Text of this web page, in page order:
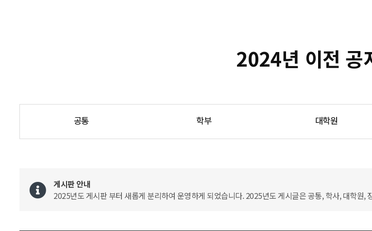
2024년 이전 공
공통 학부 대학원
게시판 안내
2025년도 게시판 부터 새롭게 분리하여 운영하게 되었습니다. 2025년도 게시글은 공통, 학사, 대학원,